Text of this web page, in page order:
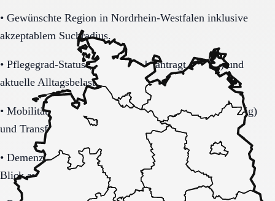
• Gewünschte Region in Nordrhein-Westfalen inklusive
akzeptablem Suchradius.
• Pflegegrad-Status (vorhanden, beantragt, unklar) und
aktuelle Alltagsbelastung.
• Mobilität (selbstständig, Rollator, Rollstuhl, bettlägerig)
und Transferbedarf.
• Demenzbezogene Anforderungen (ja, nein, unklar) mit
Blick auf Sicherheitsaspekte.